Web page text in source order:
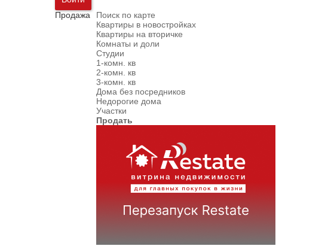
Продажа
Поиск по карте
Квартиры в новостройках
Квартиры на вторичке
Комнаты и доли
Студии
1-комн. кв
2-комн. кв
3-комн. кв
Дома без посредников
Недорогие дома
Участки
Продать